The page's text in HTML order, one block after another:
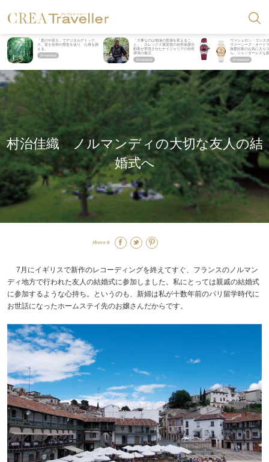
「星のや富士」でデジタルデトック
ス。冨士信仰の歴史を辿り、心身を調
える。
「大事なのは地域の意識を変えるこ
と」。ロレックス賞受賞の自然保護活
動家が実現させたナイジェリアの自然
環境の復活
ヴァシュロン・コンス
ヴァーシーズ・オート
旅愛好家のお気に入り
ら、ジェンダーレスな
村治佳織 ノルマンディの大切な友人の結
婚式へ
Share it
7月にイギリスで新作のレコーディングを終えてすぐ、フランスのノルマン
ディ地方で行われた友人の結婚式に参加しました。私にとっては親戚の結婚式
に参加するような心持ち。というのも、新婦は私が十数年前のパリ留学時代に
お世話になったホームステイ先のお嬢さんだからです。